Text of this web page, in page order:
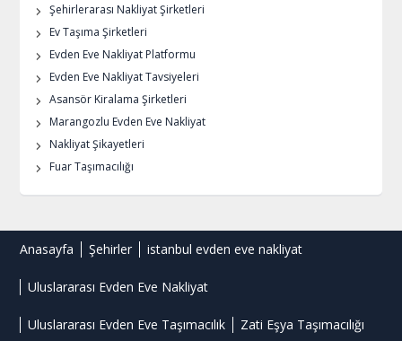
Şehirlerarası Nakliyat Şirketleri
Ev Taşıma Şirketleri
Evden Eve Nakliyat Platformu
Evden Eve Nakliyat Tavsiyeleri
Asansör Kiralama Şirketleri
Marangozlu Evden Eve Nakliyat
Nakliyat Şikayetleri
Fuar Taşımacılığı
Anasayfa Şehirler istanbul evden eve nakliyat
Uluslararası Evden Eve Nakliyat
Uluslararası Evden Eve Taşımacılık Zati Eşya Taşımacılığı